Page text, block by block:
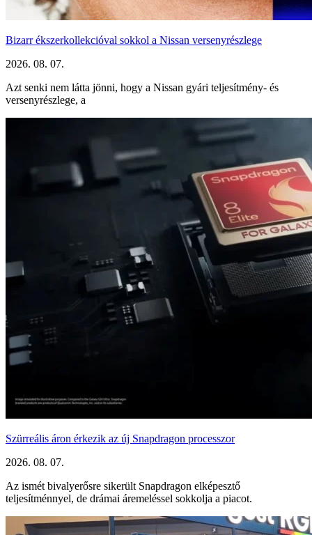
Bizarr ékszerkollekcióval sokkol a Nissan versenyrészlege
2026. 08. 07.
Azt senki nem látta jönni, hogy a Nissan gyári teljesítmény- és
versenyrészlege, a
Szürreális áron érkezik az új Snapdragon processzor
2026. 08. 07.
Az ismét bivalyerősre sikerült Snapdragon elképesztő
teljesítménnyel, de drámai áremeléssel sokkolja a piacot.